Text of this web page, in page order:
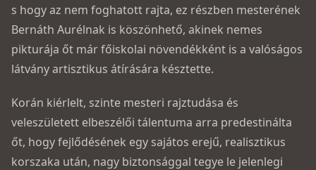
s hogy az nem foghatott rajta, ez részben mesterének
Bernáth Aurélnak is köszönhető, akinek nemes
pikturája őt már főiskolai növendékként is a valóságos
látvány artisztikus átírására késztette.
Korán kiérlelt, szinte mesteri rajztudása és
veleszületett elbeszélői tálentuma arra predestinálta
őt, hogy fejlődésének egy sajátos erejű, realisztikus
korszaka után, nagy biztonsággal tegye le jelenlegi